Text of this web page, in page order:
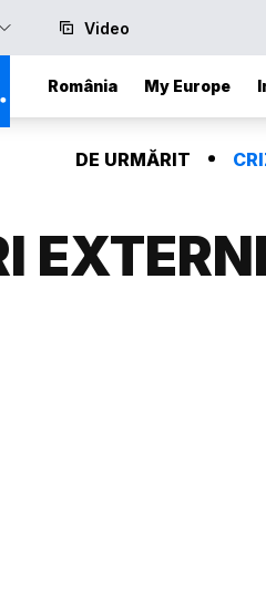
Video
România My Europe
DE URMĂRIT